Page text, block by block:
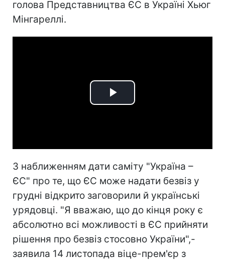
голова Представництва ЄС в Україні Хьюг
Мінгареллі.
Play
З наближенням дати саміту "Україна –
ЄС" про те, що ЄС може надати безвіз у
грудні відкрито заговорили й українські
урядовці. "Я вважаю, що до кінця року є
абсолютно всі можливості в ЄС прийняти
рішення про безвіз стосовно України",-
заявила 14 листопада віце-прем'єр з